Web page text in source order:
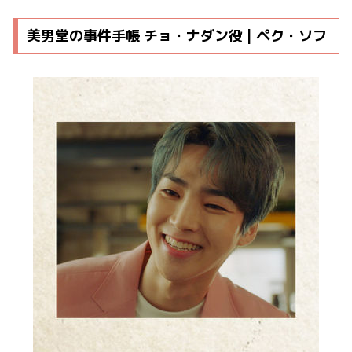
美男堂の事件手帳 チョ・ナダン役 | ペク・ソフ